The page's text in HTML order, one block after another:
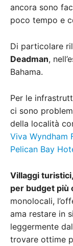
ancora sono
poco tempo e
Di particolare
Deadman,
Bahama.
Per le
ci sono
della località
Viva Wyndham
Pelican Bay
Villaggi
per budget più
monolocali,
ama restare in
leggermente
trovare ottime